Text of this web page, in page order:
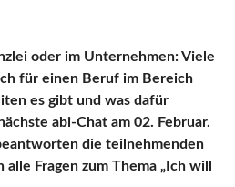
oder im Unternehmen: Viele
für einen Beruf im Bereich
es gibt und was dafür
abi-Chat am 02. Februar.
die teilnehmenden
Fragen zum Thema „Ich will